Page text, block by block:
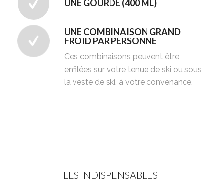
UNE GOURDE (400 ML)
UNE COMBINAISON GRAND
FROID PAR PERSONNE
Ces combinaisons peuvent être
enfilées sur votre tenue de ski ou sous
la veste de ski, à votre convenance.
LES INDISPENSABLES